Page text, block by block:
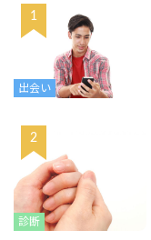
出会い
診断